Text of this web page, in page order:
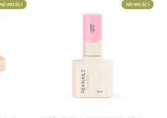
NOWOŚCI NOWOŚCI